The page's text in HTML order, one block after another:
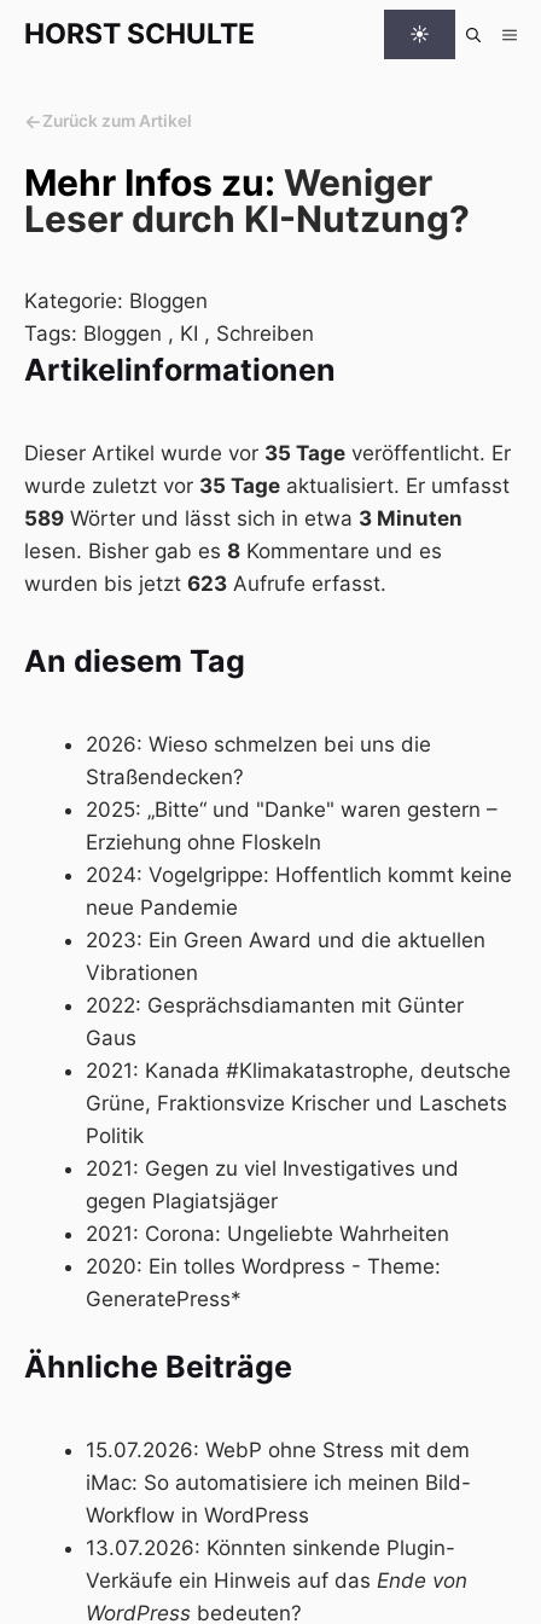
HORST SCHULTE ☀
←Zurück zum Artikel
Mehr Infos zu: Weniger
Leser durch KI-Nutzung?
Kategorie: Bloggen
Tags: Bloggen , KI , Schreiben
Artikelinformationen
Dieser Artikel wurde vor 35 Tage veröffentlicht. Er
wurde zuletzt vor 35 Tage aktualisiert. Er umfasst
589 Wörter und lässt sich in etwa 3 Minuten
lesen. Bisher gab es 8 Kommentare und es
wurden bis jetzt 623 Aufrufe erfasst.
An diesem Tag
2026: Wieso schmelzen bei uns die
Straßendecken?
2025: „Bitte“ und "Danke" waren gestern –
Erziehung ohne Floskeln
2024: Vogelgrippe: Hoffentlich kommt keine
neue Pandemie
2023: Ein Green Award und die aktuellen
Vibrationen
2022: Gesprächsdiamanten mit Günter
Gaus
2021: Kanada #Klimakatastrophe, deutsche
Grüne, Fraktionsvize Krischer und Laschets
Politik
2021: Gegen zu viel Investigatives und
gegen Plagiatsjäger
2021: Corona: Ungeliebte Wahrheiten
2020: Ein tolles Wordpress - Theme:
GeneratePress*
Ähnliche Beiträge
15.07.2026: WebP ohne Stress mit dem
iMac: So automatisiere ich meinen Bild-
Workflow in WordPress
13.07.2026: Könnten sinkende Plugin-
Verkäufe ein Hinweis auf das Ende von
WordPress bedeuten?